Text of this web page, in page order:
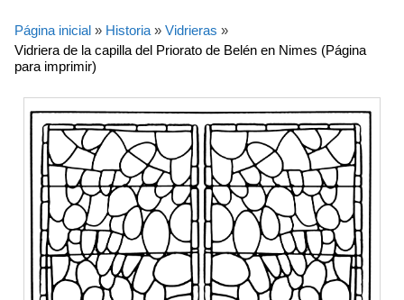
Página inicial » Historia » Vidrieras »
Vidriera de la capilla del Priorato de Belén en Nimes (Página
para imprimir)